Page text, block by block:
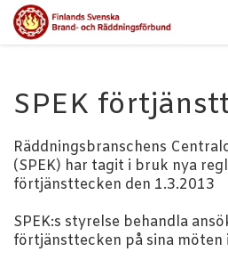
SPEK
Räddningsbranschens
(SPEK) har tagit i bruk nya
förtjänsttecken den 1.3.2013
SPEK:s styrelse behandla
förtjänsttecken på sina